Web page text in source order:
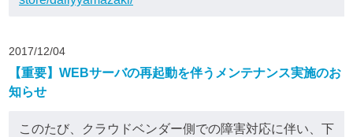
2017/12/04
【重要】WEBサーバの再起動を伴うメンテナンス実施のお
知らせ
このたび、クラウドベンダー側での障害対応に伴い、下